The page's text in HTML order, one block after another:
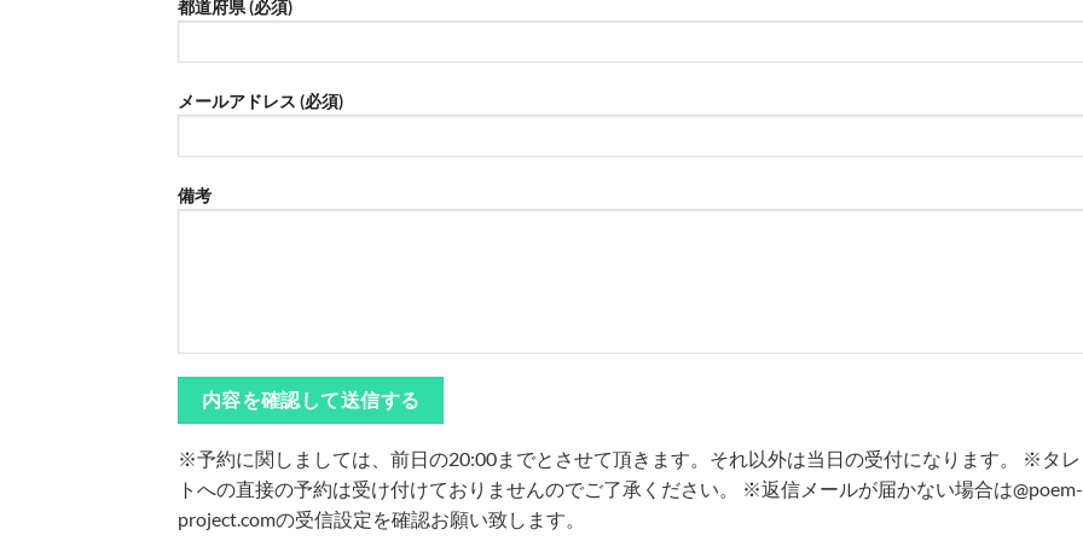
都道府県 (必須)
メールアドレス (必須)
備考
※予約に関しましては、前日の20:00までとさせて頂きます。それ以外は当日の受付になります。
※タレ
トへの直接の予約は受け付けておりませんのでご了承ください。
※返信メールが届かない場合は@poem-
project.comの受信設定を確認お願い致します。